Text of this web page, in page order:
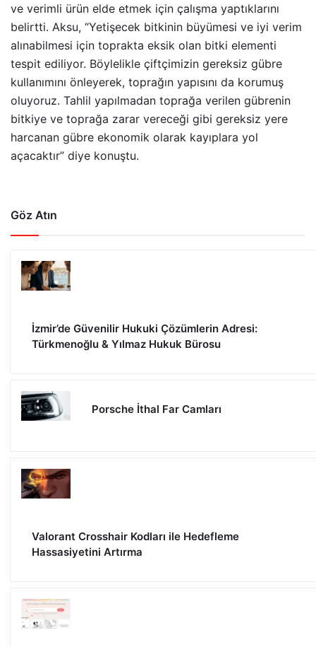
ve verimli ürün elde etmek için çalışma yaptıklarını
belirtti. Aksu, “Yetişecek bitkinin büyümesi ve iyi verim
alınabilmesi için toprakta eksik olan bitki elementi
tespit ediliyor. Böylelikle çiftçimizin gereksiz gübre
kullanımını önleyerek, toprağın yapısını da korumuş
oluyoruz. Tahlil yapılmadan toprağa verilen gübrenin
bitkiye ve toprağa zarar vereceği gibi gereksiz yere
harcanan gübre ekonomik olarak kayıplara yol
açacaktır” diye konuştu.
Göz Atın
İzmir’de Güvenilir Hukuki Çözümlerin Adresi:
Türkmenoğlu & Yılmaz Hukuk Bürosu
Porsche İthal Far Camları
Valorant Crosshair Kodları ile Hedefleme
Hassasiyetini Artırma